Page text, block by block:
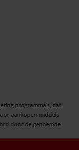
programma’s, dat
aankopen middels
door de genoemde